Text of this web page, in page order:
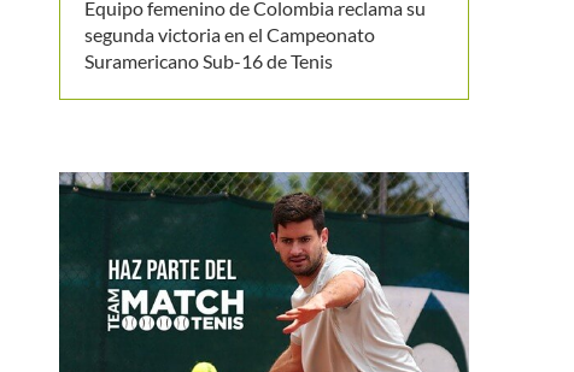
Equipo femenino de Colombia reclama su
segunda victoria en el Campeonato
Suramericano Sub-16 de Tenis